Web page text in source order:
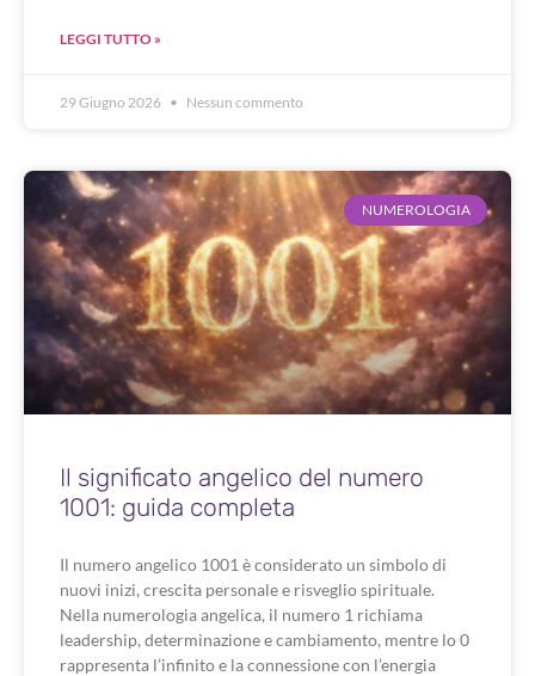
LEGGI TUTTO »
29 Giugno 2026 Nessun commento
NUMEROLOGIA
Il significato angelico del numero
1001: guida completa
Il numero angelico 1001 è considerato un simbolo di
nuovi inizi, crescita personale e risveglio spirituale.
Nella numerologia angelica, il numero 1 richiama
leadership, determinazione e cambiamento, mentre lo 0
rappresenta l’infinito e la connessione con l’energia